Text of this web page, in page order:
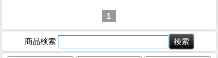
1
商品検索